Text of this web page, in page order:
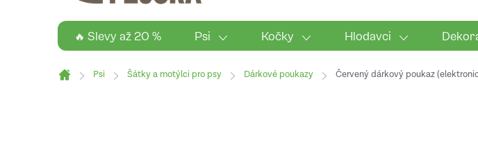
🔥 Slevy až 20 % Psi Kočky Hlodavci
Domů
Psi Šátky a motýlci pro psy Dárkové poukazy Červený dárkový poukaz